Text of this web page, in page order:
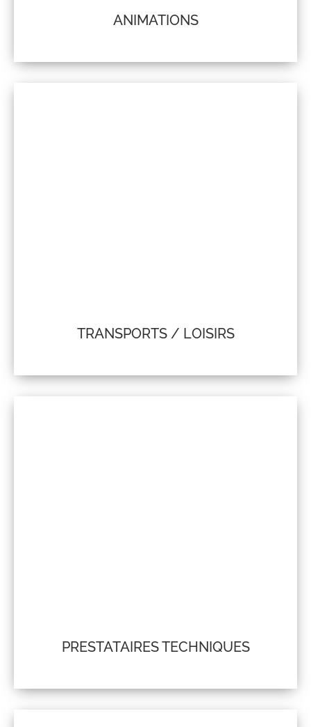
ANIMATIONS
TRANSPORTS / LOISIRS
PRESTATAIRES TECHNIQUES